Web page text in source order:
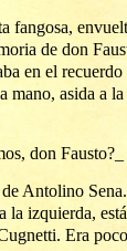
fangosa,
de don
en el
mano, asida a
don
Antolino
a la izquierda,
Era